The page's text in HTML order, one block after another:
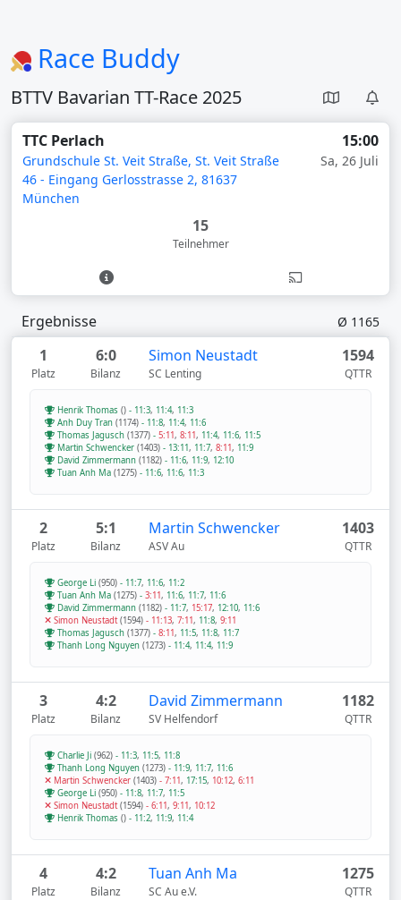
Race Buddy
BTTV Bavarian TT-Race 2025
TTC Perlach
Grundschule St. Veit Straße, St. Veit Straße
46 - Eingang Gerlosstrasse 2, 81637
München
15:00
Sa, 26 Juli
15
Teilnehmer
Ergebnisse Ø 1165
1
Platz
6:0
Bilanz
Simon Neustadt
SC Lenting
1594
QTTR
Henrik Thomas () - 11:3, 11:4, 11:3
Anh Duy Tran (1174) - 11:8, 11:4, 11:6
Thomas Jagusch (1377) - 5:11, 8:11, 11:4, 11:6, 11:5
Martin Schwencker (1403) - 13:11, 11:7, 8:11, 11:9
David Zimmermann (1182) - 11:6, 11:9, 12:10
Tuan Anh Ma (1275) - 11:6, 11:6, 11:3
2
Platz
5:1
Bilanz
Martin Schwencker
ASV Au
1403
QTTR
George Li (950) - 11:7, 11:6, 11:2
Tuan Anh Ma (1275) - 3:11, 11:6, 11:7, 11:6
David Zimmermann (1182) - 11:7, 15:17, 12:10, 11:6
Simon Neustadt(1594) - 11:13, 7:11, 11:8, 9:11
Thomas Jagusch (1377) - 8:11, 11:5, 11:8, 11:7
Thanh Long Nguyen (1273) - 11:4, 11:4, 11:9
3
Platz
4:2
Bilanz
David Zimmermann
SV Helfendorf
1182
QTTR
Charlie Ji (962) - 11:3, 11:5, 11:8
Thanh Long Nguyen (1273) - 11:9, 11:7, 11:6
Martin Schwencker (1403) - 7:11, 17:15, 10:12, 6:11
George Li (950) - 11:8, 11:7, 11:5
Simon Neustadt(1594) - 6:11, 9:11, 10:12
Henrik Thomas () - 11:2, 11:9, 11:4
4
Platz
4:2
Bilanz
Tuan Anh Ma
SC Au e.V.
1275
QTTR